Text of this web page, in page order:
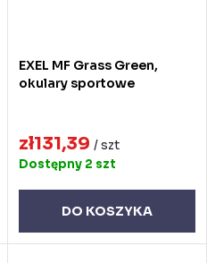
EXEL MF Grass Green,
okulary sportowe
zł131,39 / szt
Dostępny 2 szt
DO KOSZYKA